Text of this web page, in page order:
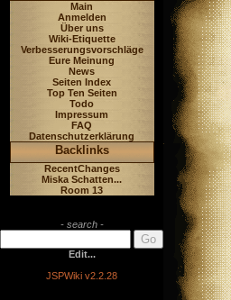
Main
Anmelden
Über uns
Wiki-Etiquette
Verbesserungsvorschläge
Eure Meinung
News
Seiten Index
Top Ten Seiten
Todo
Impressum
FAQ
Datenschutzerklärung
Backlinks
RecentChanges
Miska Schatten...
Room 13
- search -
Edit...
JSPWiki v2.2.28